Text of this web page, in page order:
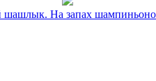
На запах